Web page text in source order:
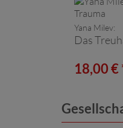
Yana Milev:
Das
18,00 €